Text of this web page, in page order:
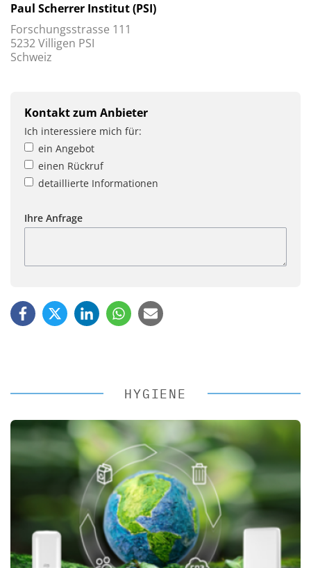
Paul Scherrer Institut (PSI)
Forschungsstrasse 111
5232 Villigen PSI
Schweiz
Kontakt zum Anbieter
Ich interessiere mich für:
ein Angebot
einen Rückruf
detaillierte Informationen
Ihre Anfrage
HYGIENE